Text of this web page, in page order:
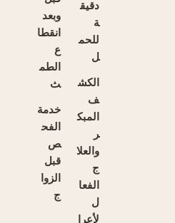
دقيق
ة
للحم
ل
الكش
ف
المبك
ر
والعلا
ج
الفعا
ل
لأعرا
وبعد
انقطا
ع
الطم
ث
خدمة
الفح
ص
قبل
الزوا
ج